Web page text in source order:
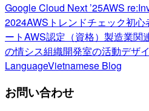
Google Cloud Next ’25AWS
2024AWSトレンドチェック初心
ートAWS認定（資格） 製造業関
の情シス組織開発室の活動デザ
LanguageVietnamese Blog
お問い合わせ